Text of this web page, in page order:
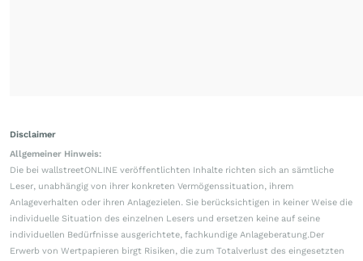
Disclaimer
Allgemeiner Hinweis:
Die bei wallstreetONLINE veröffentlichten Inhalte richten sich an sämtliche
Leser, unabhängig von ihrer konkreten Vermögenssituation, ihrem
Anlageverhalten oder ihren Anlagezielen. Sie berücksichtigen in keiner Weise die
individuelle Situation des einzelnen Lesers und ersetzen keine auf seine
individuellen Bedürfnisse ausgerichtete, fachkundige Anlageberatung.Der
Erwerb von Wertpapieren birgt Risiken, die zum Totalverlust des eingesetzten